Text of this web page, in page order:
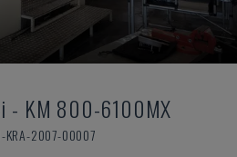
- KM 800-6100MX
KRA-2007-00007